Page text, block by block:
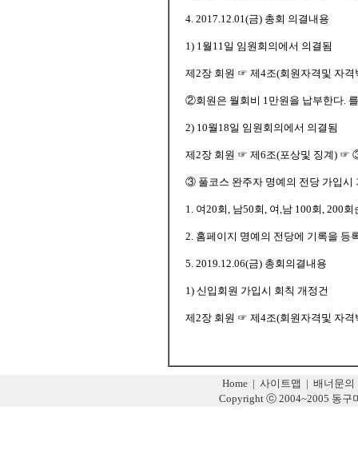
4. 2017.12.01(금) 총회 의결내용
1) 1월11일 임원회의에서 의결됨
제2장 회원 ☞ 제4조(회원자격및 자
②회원은 월회비 1만원을 납부한다.
2) 10월18일 임원회의에서 의결됨
제2장 회원 ☞ 제6조(포상및 징계) ☞
③ 풀코스 완주자 명예의 전당 가입시
1. 여20회, 남50회, 여,남 100회, 200
2. 홈페이지 명예의 전당에 기록을 등
5. 2019.12.06(금) 총회의결내용
1) 신입회원 가입시 회칙 개정건
제2장 회원 ☞ 제4조(회원자격및 자
Home | 사이트맵 | 배너문의
Copyright ⓒ 2004~2005 동구